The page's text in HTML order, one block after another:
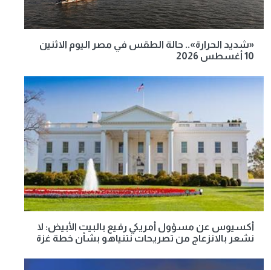
«شديد الحرارة».. حالة الطقس في مصر اليوم الاثنين
10 أغسطس 2026
أكسيوس عن مسؤول أمريكي رفيع بالبيت الأبيض: لا
نشعر بالانزعاج من تصريحات نتنياهو بشأن خطة غزة